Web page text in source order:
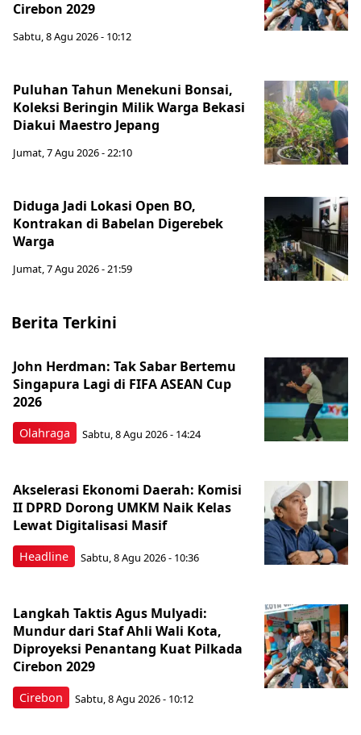
Cirebon 2029
Sabtu, 8 Agu 2026 - 10:12
Puluhan Tahun Menekuni Bonsai,
Koleksi Beringin Milik Warga Bekasi
Diakui Maestro Jepang
Jumat, 7 Agu 2026 - 22:10
Diduga Jadi Lokasi Open BO,
Kontrakan di Babelan Digerebek
Warga
Jumat, 7 Agu 2026 - 21:59
Berita Terkini
Olahraga
John Herdman: Tak Sabar Bertemu
Singapura Lagi di FIFA ASEAN Cup
2026
Sabtu, 8 Agu 2026 - 14:24
Headline
Akselerasi Ekonomi Daerah: Komisi
II DPRD Dorong UMKM Naik Kelas
Lewat Digitalisasi Masif
Sabtu, 8 Agu 2026 - 10:36
Cirebon
Langkah Taktis Agus Mulyadi:
Mundur dari Staf Ahli Wali Kota,
Diproyeksi Penantang Kuat Pilkada
Cirebon 2029
Sabtu, 8 Agu 2026 - 10:12